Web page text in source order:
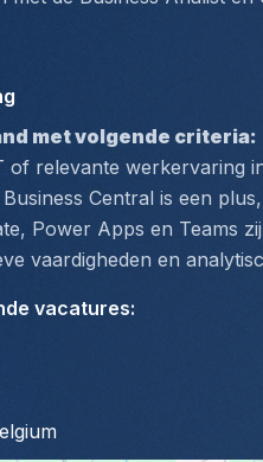
met volgende criteria:
of relevante werkervaring
Central is een
Power Apps en Teams
vaardigheden en
vacatures: